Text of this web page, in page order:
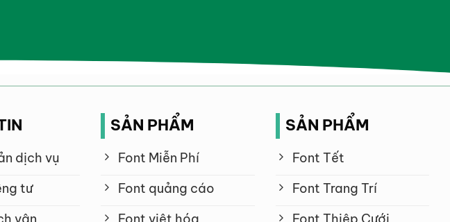
dịch vụ
tư
SẢN PHẨM
Font Miễn Phí
Font quảng cáo
SẢN PHẨM
Font Tết
Font Trang Trí